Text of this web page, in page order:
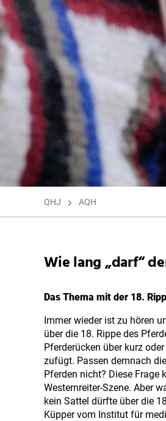
QHJ AQH
Wie lang „darf“
Das Thema mit der 18.
Immer wieder ist zu hören
über die 18. Rippe des
Pferderücken über kurz
zufügt. Passen demnach
Pferden nicht? Diese Frage
Westernreiter-Szene. Aber
kein Sattel dürfte über die
Küpper vom Institut für